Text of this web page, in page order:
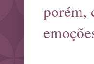
porém,